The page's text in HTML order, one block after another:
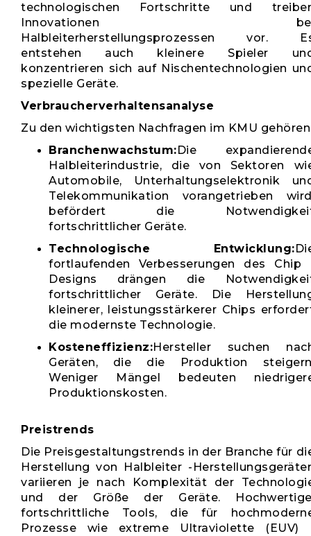
technologischen Fortschritte und
Innovationen
Halbleiterherstellungsprozessen vor.
entstehen auch kleinere Spieler
konzentrieren sich auf Nischentechnologien
spezielle Geräte.
Verbraucherverhaltensanalyse
Zu den wichtigsten Nachfragen im KMU
Branchenwachstum:Die
Halbleiterindustrie, die von Sektoren
Automobile, Unterhaltungselektronik
Telekommunikation vorangetrieben
befördert die
fortschrittlicher Geräte.
Technologische Entwicklung:
fortlaufenden Verbesserungen des Chip
Designs drängen die
fortschrittlicher Geräte. Die
kleinerer, leistungsstärkerer Chips
die modernste Technologie.
Kosteneffizienz:Hersteller suchen
Geräten, die die Produktion
Weniger Mängel bedeuten
Produktionskosten.
Preistrends
Die Preisgestaltungstrends in der Branche für
Herstellung von Halbleiter -
variieren je nach Komplexität der
und der Größe der Geräte.
fortschrittliche Tools, die für
Prozesse wie extreme Ultraviolette (EUV)